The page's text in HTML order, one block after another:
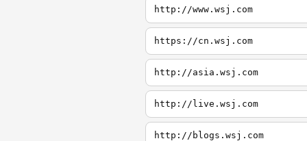
http://www.wsj.com
https://cn.wsj.com
http://asia.wsj.com
http://live.wsj.com
http://blogs.wsj.com